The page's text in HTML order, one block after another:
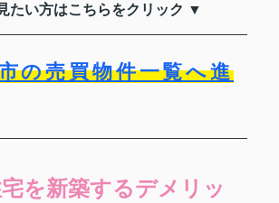
たい方はこちらをクリック ▼
の売買物件一覧へ進
を新築するデメリッ